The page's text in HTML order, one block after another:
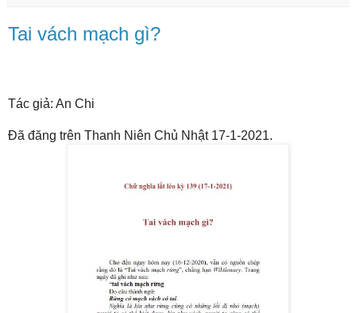
Tai vách mạch gì?
Tác giả: An Chi
Đã đăng trên Thanh Niên Chủ Nhật 17-1-2021.